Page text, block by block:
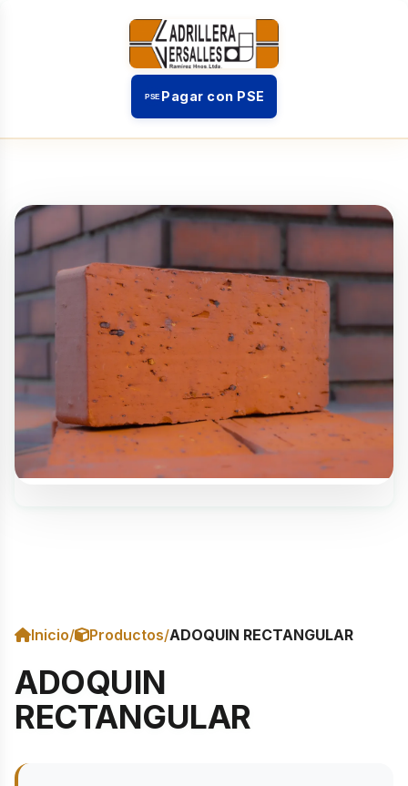
PSE Pagar con PSE
Inicio/ Productos/ADOQUIN RECTANGULAR
ADOQUIN
RECTANGULAR